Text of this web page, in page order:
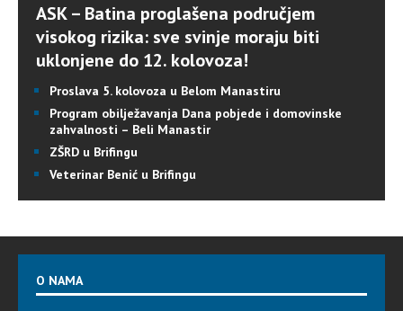
ASK – Batina proglašena područjem
visokog rizika: sve svinje moraju biti
uklonjene do 12. kolovoza!
Proslava 5. kolovoza u Belom Manastiru
Program obilježavanja Dana pobjede i domovinske
zahvalnosti – Beli Manastir
ZŠRD u Brifingu
Veterinar Benić u Brifingu
O NAMA